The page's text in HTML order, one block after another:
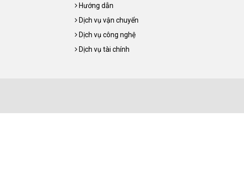
Hướng dẫn
Dịch vụ vận chuyển
Dịch vụ công nghệ
Dịch vụ tài chính